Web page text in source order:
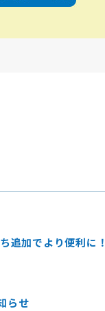
追加でより便利に！
らせ